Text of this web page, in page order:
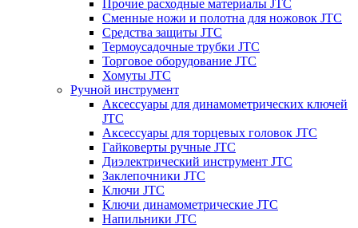
Прочие расходные материалы JTC
Сменные ножи и полотна для ножовок JTC
Средства защиты JTC
Термоусадочные трубки JTC
Торговое оборудование JTC
Хомуты JTC
Ручной инструмент
Аксессуары для динамометрических ключей
JTC
Аксессуары для торцевых головок JTC
Гайковерты ручные JTC
Диэлектрический инструмент JTC
Заклепочники JTC
Ключи JTC
Ключи динамометрические JTC
Напильники JTC